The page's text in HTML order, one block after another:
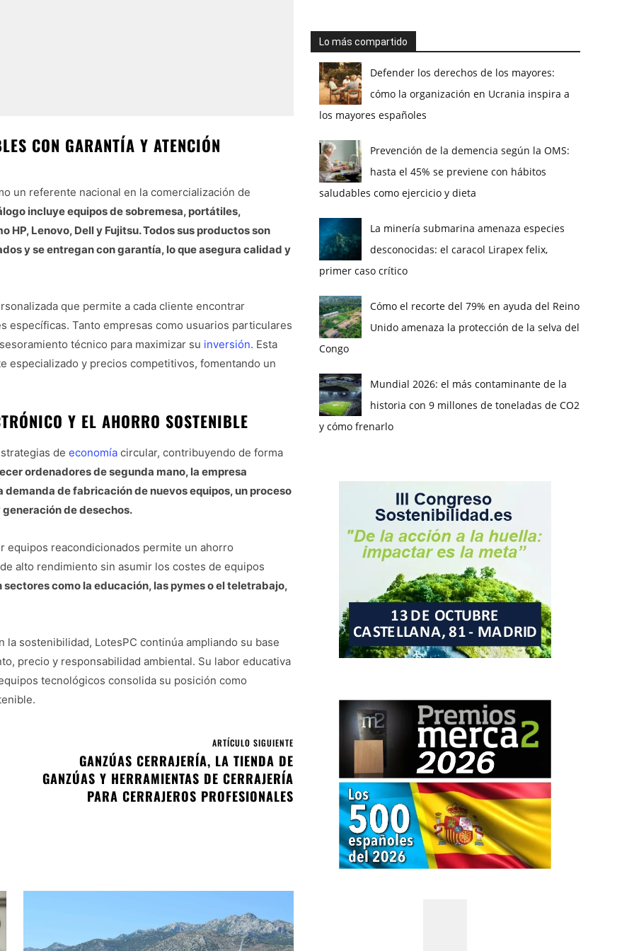
CON GARANTÍA Y ATENCIÓN
un referente nacional en la comercialización de
incluye equipos de sobremesa, portátiles,
Lenovo, Dell y Fujitsu. Todos sus productos son
y se entregan con garantía, lo que asegura calidad y
que permite a cada cliente encontrar
específicas. Tanto empresas como usuarios particulares
técnico para maximizar su inversión. Esta
especializado y precios competitivos, fomentando un
Y EL AHORRO SOSTENIBLE
de economía circular, contribuyendo de forma
ordenadores de segunda mano, la empresa
de fabricación de nuevos equipos, un proceso
de desechos.
equipos reacondicionados permite un ahorro
alto rendimiento sin asumir los costes de equipos
como la educación, las pymes o el teletrabajo,
sostenibilidad, LotesPC continúa ampliando su base
precio y responsabilidad ambiental. Su labor educativa
tecnológicos consolida su posición como
ARTÍCULO SIGUIENTE
GANZÚAS CERRAJERÍA, LA TIENDA DE
GANZÚAS Y HERRAMIENTAS DE CERRAJERÍA
PARA CERRAJEROS PROFESIONALES
Lo más compartido
Defender los derechos de los mayores:
cómo la organización en Ucrania inspira a
los mayores españoles
Prevención de la demencia según la OMS:
hasta el 45% se previene con hábitos
saludables como ejercicio y dieta
La minería submarina amenaza especies
desconocidas: el caracol Lirapex felix,
primer caso crítico
Cómo el recorte del 79% en ayuda del Reino
Unido amenaza la protección de la selva del
Congo
Mundial 2026: el más contaminante de la
historia con 9 millones de toneladas de CO2
y cómo frenarlo